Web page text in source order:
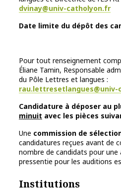
dvinay@univ-catholyon.fr
Date limite du dépôt des
Pour tout renseignement
Éliane Tamin, Responsable
du Pôle Lettres et langues :
Candidature à déposer au
minuit avec les pièces
Une commission de
candidatures reçues avant de
nombre de candidats pour une
pressentie pour les auditions
Institutions